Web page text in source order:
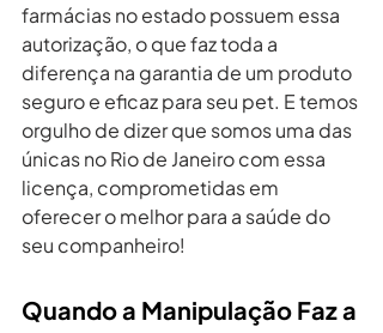
farmácias no estado possuem essa
autorização, o que faz toda a
diferença na garantia de um produto
seguro e eficaz para seu pet. E temos
orgulho de dizer que somos uma das
únicas no Rio de Janeiro com essa
licença, comprometidas em
oferecer o melhor para a saúde do
seu companheiro!
Quando a Manipulação Faz a